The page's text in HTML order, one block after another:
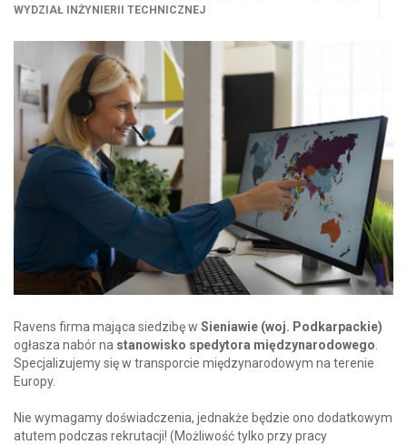
WYDZIAŁ INŻYNIERII TECHNICZNEJ
Ravens firma mająca siedzibę w Sieniawie (woj. Podkarpackie)
ogłasza nabór na stanowisko spedytora międzynarodowego
Specjalizujemy się w transporcie międzynarodowym na terenie
Europy.
Nie wymagamy doświadczenia, jednakże będzie ono dodatkowym
atutem podczas rekrutacji! (Możliwość tylko przy pracy